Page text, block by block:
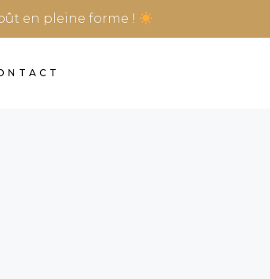
en pleine forme !